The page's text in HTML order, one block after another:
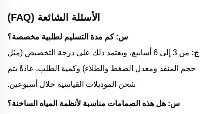
الأسئلة الشائعة (FAQ)
س: كم مدة التسليم لطلبية مخصصة؟
ج:
من 3 إلى 6 أسابيع، ويعتمد ذلك على درجة التخصيص (مثل
حجم المنفذ ومعدل الضغط والطلاء) وكمية الطلب. عادةً يتم
شحن الموديلات القياسية خلال أسبوعين.
س: هل هذه الصمامات مناسبة لأنظمة المياه الساخنة؟